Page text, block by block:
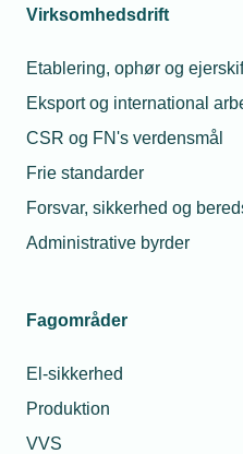
Virksomhedsdrift
Etablering, ophør og
Eksport og international
CSR og FN's verdensmål
Frie standarder
Forsvar, sikkerhed og
Administrative byrder
Fagområder
El-sikkerhed
Produktion
VVS
gennemgang til kunden
Kvalitet
Forhåndsgodkendelse
med vejledning om
Når godkendelse
Energistyrelsen et
Samtidig modtager
Energistyrelsen
denne liste
TEKNIQ Kvalitet